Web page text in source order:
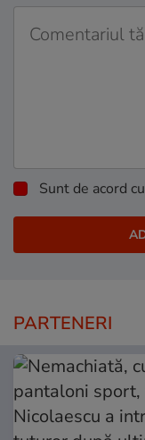
Sunt de acord cu
PARTENERI